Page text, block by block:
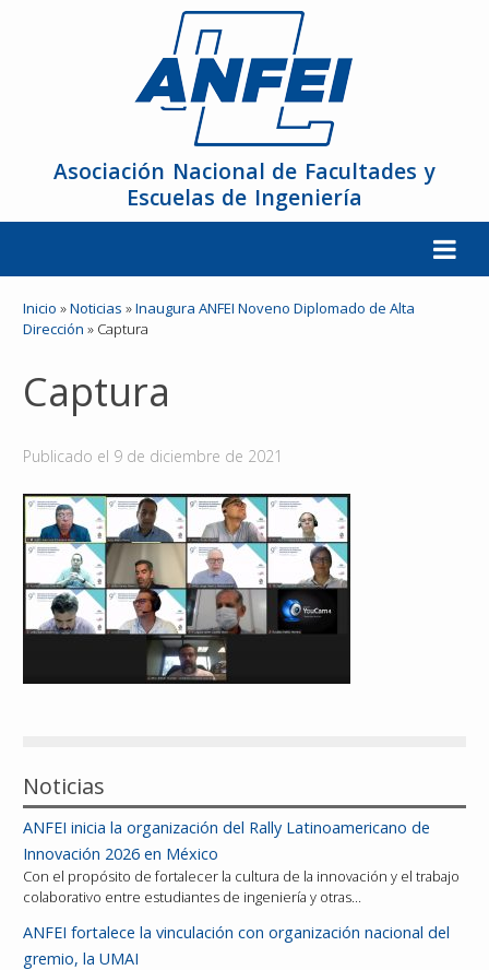
Asociación Nacional de Facultades y
Escuelas de Ingeniería
La ANFEI
Miembros
Reconocimientos
Publicaciones
Afiliación
Inicio »Noticias »Inaugura ANFEI Noveno Diplomado de Alta
Dirección » Captura
Captura
Publicado el 9 de diciembre de 2021
Noticias
ANFEI inicia la organización del Rally Latinoamericano de
Innovación 2026 en México
Con el propósito de fortalecer la cultura de la innovación y el trabajo
colaborativo entre estudiantes de ingeniería y otras…
ANFEI fortalece la vinculación con organización nacional del
gremio, la UMAI